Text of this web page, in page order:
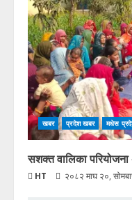
खबर प्रदेश खबर मधेस
सशक्त वालिका
HT २०८२ माघ २०,